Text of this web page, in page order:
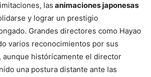
las animaciones japonesas
y lograr un prestigio
Grandes directores como Hayao
varios reconocimientos por sus
históricamente el director
una postura distante ante las